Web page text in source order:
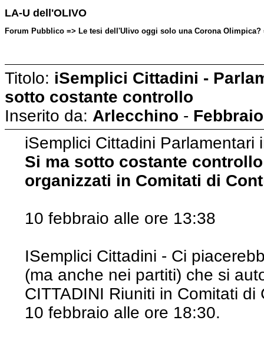
LA-U dell'OLIVO
Forum Pubblico => Le tesi dell'Ulivo oggi solo una Corona Olimpica?
Titolo: iSemplici Cittadini -
sotto costante controllo
Inserito da: Arlecchino -
iSemplici Cittadini Parlamentari
Si ma sotto costante
organizzati in Comitati di
10 febbraio alle ore 13:38
ISemplici Cittadini - Ci
(ma anche nei partiti) che si
CITTADINI Riuniti in Comitati
10 febbraio alle ore 18:30.